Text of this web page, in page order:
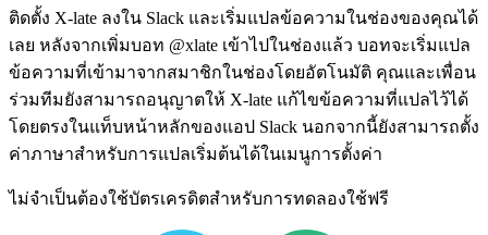
ติดตั้ง X-late ลงใน Slack และเริ่มแปลข้อความในช่องของคุณได้
เลย หลังจากเพิ่มบอท @xlate เข้าไปในช่องแล้ว บอทจะเริ่มแปล
ข้อความที่เข้ามาจากสมาชิกในช่องโดยอัตโนมัติ คุณและเพื่อน
ร่วมทีมยังสามารถอนุญาตให้ X-late แก้ไขข้อความที่แปลไว้ได้
โดยตรงในแท็บหน้าหลักของแอป Slack นอกจากนี้ยังสามารถตั้ง
ค่าภาษาสำหรับการแปลเริ่มต้นได้ในเมนูการตั้งค่า
ไม่จำเป็นต้องใช้บัตรเครดิตสำหรับการทดลองใช้ฟรี